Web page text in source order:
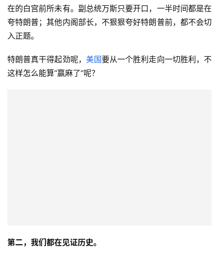
在的白宫前所未有。副总统万斯只要开口，一半时间都是在
夸特朗普；其他内阁部长，不狠狠夸好特朗普前，都不会切
入正题。
特朗普真干得起劲呢， 美国要从一个胜利走向一切胜利，不
这样怎么能算“赢麻了”呢？
第二，我们都在见证历史。